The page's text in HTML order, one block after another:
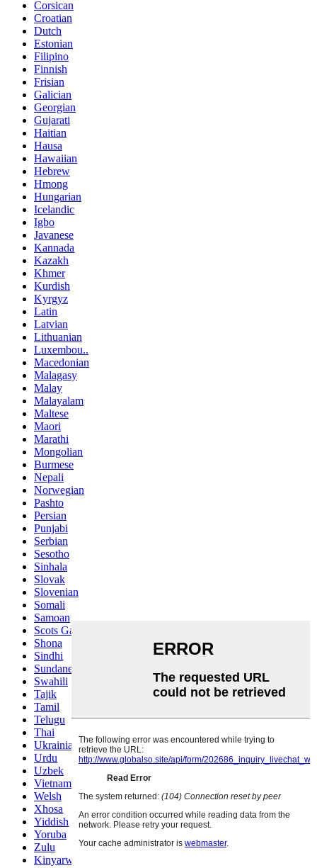
Corsican
Croatian
Dutch
Estonian
Filipino
Finnish
Frisian
Galician
Georgian
Gujarati
Haitian
Hausa
Hawaiian
Hebrew
Hmong
Hungarian
Icelandic
Igbo
Javanese
Kannada
Kazakh
Khmer
Kurdish
Kyrgyz
Latin
Latvian
Lithuanian
Luxembou..
Macedonian
Malagasy
Malay
Malayalam
Maltese
Maori
Marathi
Mongolian
Burmese
Nepali
Norwegian
Pashto
Persian
Punjabi
Serbian
Sesotho
Sinhala
Slovak
Slovenian
Somali
Samoan
Scots Gaelic
Shona
Sindhi
Sundanese
Swahili
Tajik
Tamil
Telugu
Thai
Ukrainian
Urdu
Uzbek
Vietnamese
Welsh
Xhosa
Yiddish
Yoruba
Zulu
Kinyarwanda